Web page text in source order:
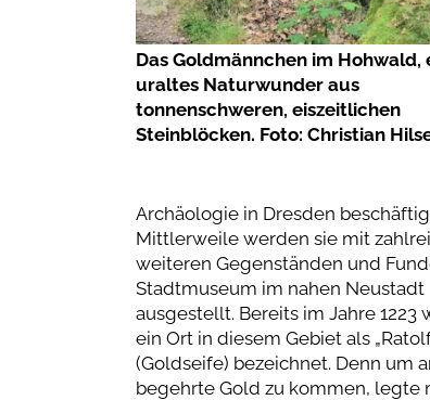
Das Goldmännchen im Hohwald,
uraltes Naturwunder aus
tonnenschweren, eiszeitlichen
Steinblöcken. Foto: Christian
Archäologie in Dresden
Mittlerweile werden sie mit
weiteren Gegenständen und
Stadtmuseum im nahen Neustadt
ausgestellt. Bereits im Jahre 1223
ein Ort in diesem Gebiet als
(Goldseife) bezeichnet. Denn um
begehrte Gold zu kommen, legte